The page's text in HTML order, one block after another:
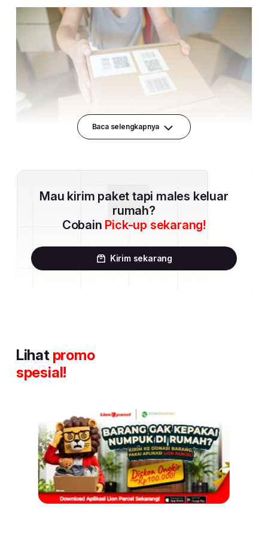
Baca selengkapnya
Mau kirim paket tapi males keluar
rumah?
Cobain Pick-up sekarang!
Kirim sekarang
Lihat promo
spesial!